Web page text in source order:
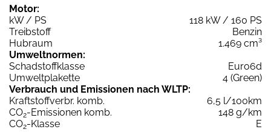
Motor:
kW / PS
118 kW / 160 PS
Treibstoff
Benzin
Hubraum
1.469 cm³
Umweltnormen:
Schadstoffklasse
Euro6d
Umweltplakette
4 (Green)
Verbrauch und Emissionen nach WLTP:
Kraftstoffverbr. komb.
6,5 l/100km
CO2-Emissionen komb.
148 g/km
CO2-Klasse
E